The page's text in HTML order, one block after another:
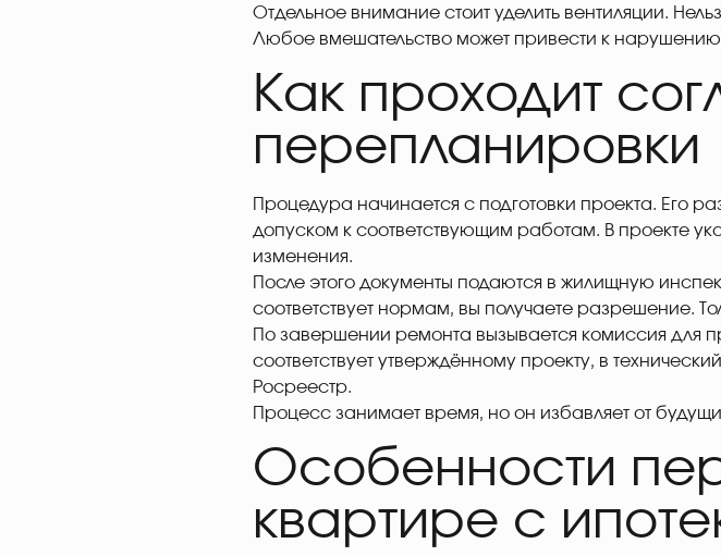
Отдельное внимание стоит уделить вентиляции.
Любое вмешательство может привести к
Как проходит
перепланировки
Процедура начинается с подготовки проекта. Его
допуском к соответствующим работам. В проекте
изменения.
После этого документы подаются в жилищную
соответствует нормам, вы получаете разрешение.
По завершении ремонта вызывается комиссия для
соответствует утверждённому проекту, в
Росреестр.
Процесс занимает время, но он избавляет от
Особенности
квартире с